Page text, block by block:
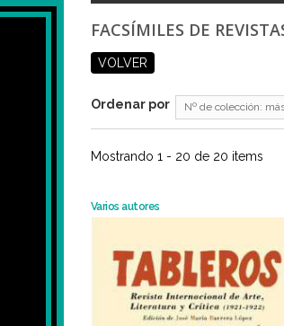
FACSÍMILES DE
VOLVER
Ordenar por
Mostrando 1 - 20 de 20 items
Varios autores